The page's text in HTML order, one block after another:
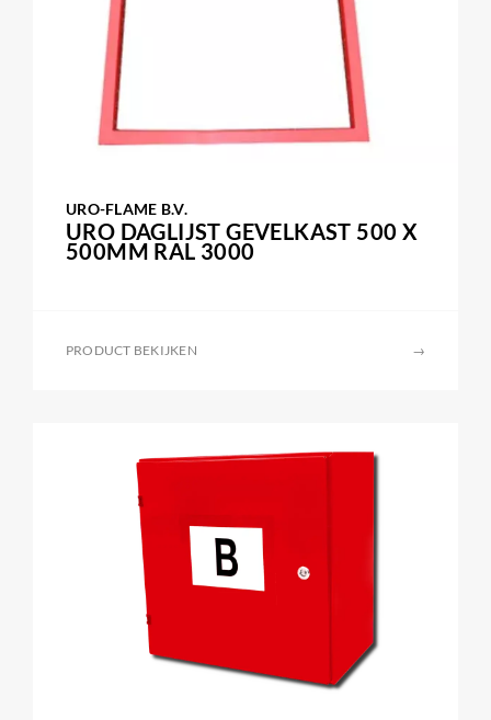
URO-FLAME B.V.
URO DAGLIJST GEVELKAST 500 X
500MM RAL 3000
PRODUCT BEKIJKEN →